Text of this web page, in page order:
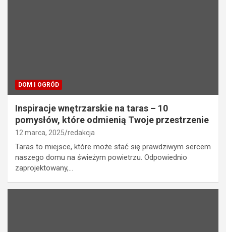
DOM I OGRÓD
Inspiracje wnętrzarskie na taras – 10
pomysłów, które odmienią Twoje przestrzenie
12 marca, 2025 redakcja
Taras to miejsce, które może stać się prawdziwym sercem
naszego domu na świeżym powietrzu. Odpowiednio
zaprojektowany,…